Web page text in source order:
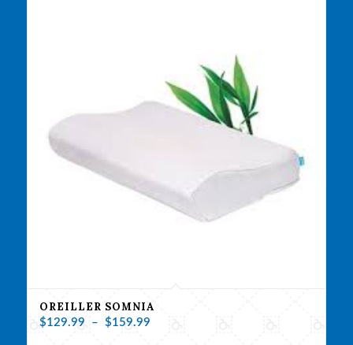
OREILLER SOMNIA
$129.99 – $159.99Plage